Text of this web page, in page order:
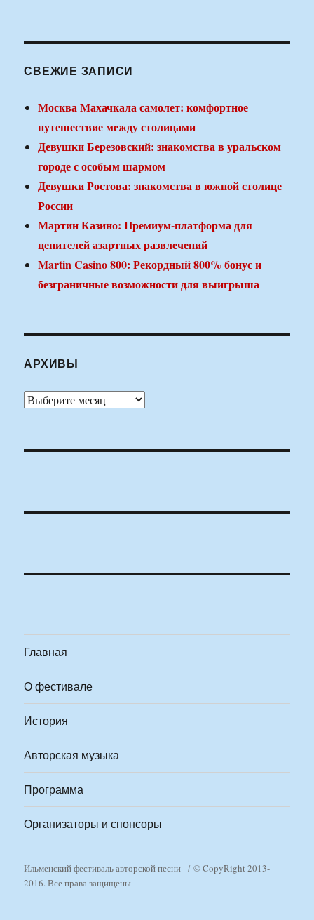
СВЕЖИЕ ЗАПИСИ
Москва Махачкала самолет: комфортное
путешествие между столицами
Девушки Березовский: знакомства в уральском
городе с особым шармом
Девушки Ростова: знакомства в южной столице
России
Мартин Казино: Премиум-платформа для
ценителей азартных развлечений
Martin Casino 800: Рекордный 800% бонус и
безграничные возможности для выигрыша
АРХИВЫ
Архивы
Главная
О фестивале
История
Авторская музыка
Программа
Организаторы и спонсоры
Ильменский фестиваль авторской песни
© CopyRight 2013-
2016. Все права защищены